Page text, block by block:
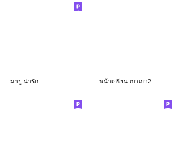
มายู น่ารัก. หน้าเกรียน เบาเบา2